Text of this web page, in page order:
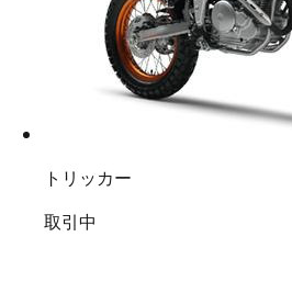
トリッカー
取引中